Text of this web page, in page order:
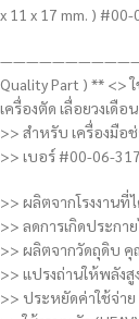
x 11 x 17 mm. )
———————————-
Quality Part ) ** <>
เครื่องตัด เลื่อยวงเดื
>> สำหรับ เครื่องมือช่
>> เบอร์ #00-06-
>> ผลิตจากโรงงานที่
>> ลดการเกิดประกา
>> ผลิตจากวัดถุดิบ
>> แปรงถ่านให้พลังสูง
>> ประหยัดค่าใช้จ่าย